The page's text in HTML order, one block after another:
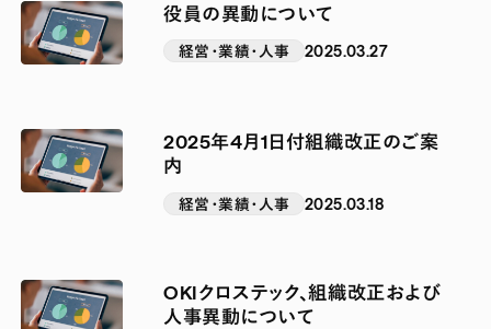
役員の異動について
経営・業績・人事 2025.03.27
2025年4月1日付組織改正のご案
内
経営・業績・人事 2025.03.18
OKIクロステック、組織改正および
人事異動について